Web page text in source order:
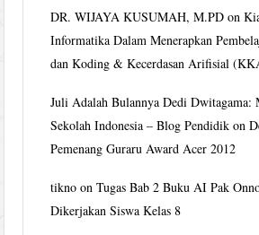
DR. WIJAYA KUSUMAH, M.PD on
Informatika Dalam Menerapkan
dan Koding & Kecerdasan Arifisial
Juli Adalah Bulannya Dedi Dwitagama:
Sekolah Indonesia – Blog Pendidik on
Pemenang Guraru Award Acer 2012
tikno onTugas Bab 2 Buku AI Pak
Dikerjakan Siswa Kelas 8